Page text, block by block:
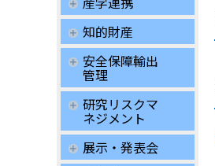
知的財産
安全保障輸出
管理
研究リスクマ
ネジメント
展示・発表会